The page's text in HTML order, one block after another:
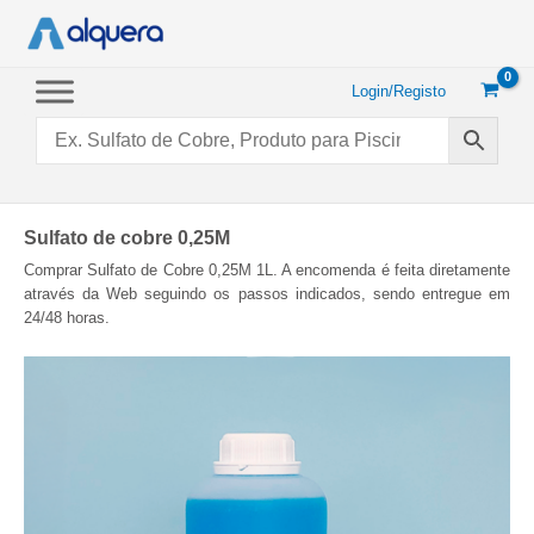
conteúdo
Login/Registo
Sulfato de cobre 0,25M
Comprar Sulfato de Cobre 0,25M 1L. A encomenda é feita diretamente
através da Web seguindo os passos indicados, sendo entregue em
24/48 horas.